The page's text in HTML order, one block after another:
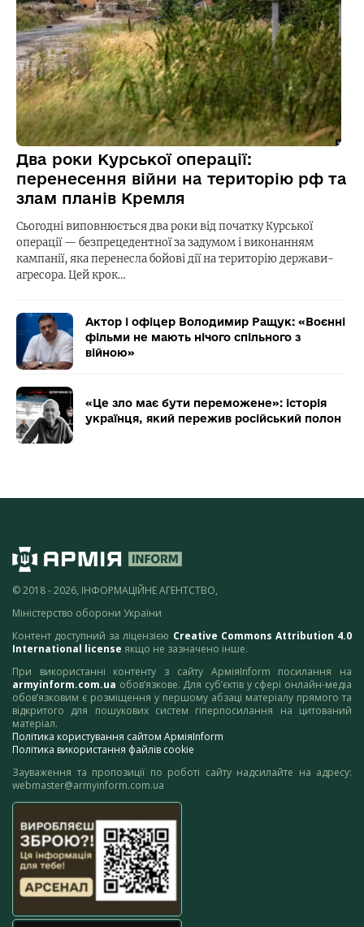
Два роки Курської операції:
перенесення війни на територію рф та
злам планів Кремля
Сьогодні виповнюється два роки від початку Курської
операції — безпрецедентної за задумом і виконанням
кампанії, яка перенесла бойові дії на територію держави-
агресора. Цей крок…
Актор і офіцер Володимир Ращук: «Воєнні
фільми не мають нічого спільного з
війною»
«Це зло має бути переможене»: історія
українця, який пережив російський полон
© 2018 - 2026, ІНФОРМАЦІЙНЕ АГЕНТСТВО,
Міністерство оборони України
Контент доступний за ліцензією Creative Commons Attribution 4.0
International license якщо не зазначено інше.
При використанні контенту з сайту АрміяInform посилання на
armyinform.com.ua обов’язкове. Для суб’єктів у сфері онлайн-медіа
обов’язковим є розміщення у першому абзаці матеріалу прямого та
відкритого для пошукових систем гіперпосилання на цитований
матеріал.
Політика користування сайтом АрміяInform
Політика використання файлів cookie
Зауваження та пропозиції по роботі сайту надсилайте на адресу:
webmaster@armyinform.com.ua